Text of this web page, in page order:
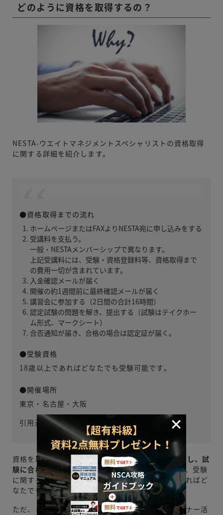
どのように資格を取得するの？
NESTA-ウエイトマネジメントスペシャリストの資格取得
に関する詳細を紹介します。
●資格取得までの流れ
ホームページまたはFAXよりNESTA宛に申し込みをする
受講料を支払う。
一般・NESTAメンバーシップで異なります。
上記受講料には、受験・資格登録料等、資格取得まで
の費用一切が含まれています。
入金確認メールが届く
開催の約1週間前に最終確認メールが届く
講習会に参加する（2日間の合計16時間）
認定試験の問題を解き、提出する（試験はテイクホー
ム形式、マークシート）
合否通知が届き、合格の場合は認定証が届く。
●受験資格
18歳以上であればどなたでも受験可能です。
●開催場所
東京・名古屋・大阪
引用元：NESTA PFT認定 取得までの流れ
資格を取得するためには
『18歳以上で講習会に参加し、試
験に合格する』という条件をクリアすれば良いので、受験
に関するハードルは比較的易しく、しっかり勉強すればど
なたでもチャンスはあるものと言えるでしょう。
ただ、この資格のみを取得した場合、すでにトレーナー活